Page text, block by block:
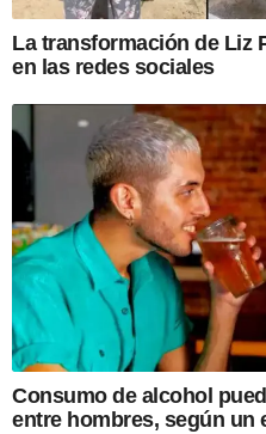
La transformación de Liz
en las redes sociales
Consumo de alcohol
entre hombres, según un